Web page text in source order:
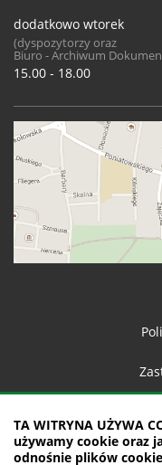
TA WITRYNA UŻYWA
używamy cookie oraz
odnośnie plików
dodatkowo wtorek
(dyspozytorzy oraz
Biuro - Archiwum
15.00 - 18.00